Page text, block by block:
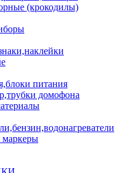
(крокодилы)
питания
домофона